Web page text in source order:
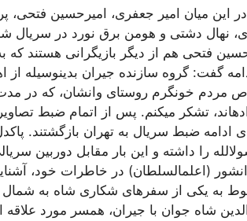
میان امیر جعفری، امیرحسین فتحی،
نهال دشتی و هومن برق نورد در سریال
فتحی هم از دیگر بازیگرانی هستند که
گفت: گروه سازنده جیران بدینوسیله
مردم خونگرم روستای وانشان، که در
تشکر میکنم. پس از اتمام ضبط
ادامه ضبط سریال به تهران بازگشتند.
را داشته و این بار مقابل دوربین
(اعلمالسلطان) در خاطرات خود،
به یکی از سفرهای شکاری شاه به شمال
شاه جوان با جیران، همسر مورد